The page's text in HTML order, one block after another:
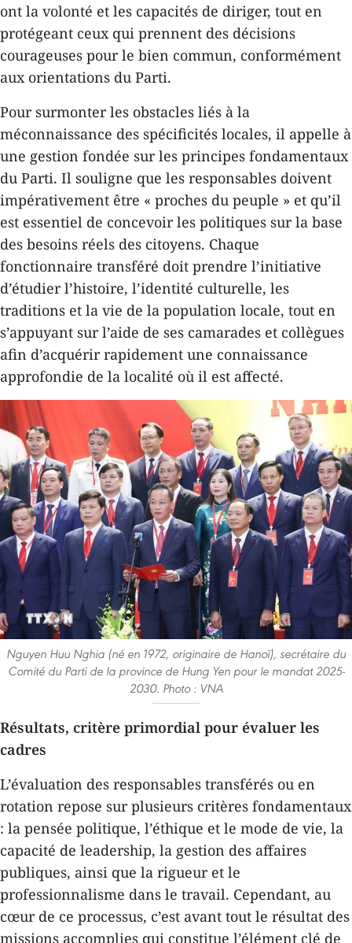
ont la volonté et les capacités de diriger, tout en
protégeant ceux qui prennent des décisions
courageuses pour le bien commun, conformément
aux orientations du Parti.
Pour surmonter les obstacles liés à la
méconnaissance des spécificités locales, il appelle à
une gestion fondée sur les principes fondamentaux
du Parti. Il souligne que les responsables doivent
impérativement être « proches du peuple » et qu’il
est essentiel de concevoir les politiques sur la base
des besoins réels des citoyens. Chaque
fonctionnaire transféré doit prendre l’initiative
d’étudier l’histoire, l’identité culturelle, les
traditions et la vie de la population locale, tout en
s’appuyant sur l’aide de ses camarades et collègues
afin d’acquérir rapidement une connaissance
approfondie de la localité où il est affecté.
Nguyen Huu Nghia (né en 1972, originaire de Hanoï), secrétaire du
Comité du Parti de la province de Hung Yen pour le mandat 2025-
2030. Photo : VNA
Résultats, critère primordial pour évaluer les
cadres
L’évaluation des responsables transférés ou en
rotation repose sur plusieurs critères fondamentaux
: la pensée politique, l’éthique et le mode de vie, la
capacité de leadership, la gestion des affaires
publiques, ainsi que la rigueur et le
professionnalisme dans le travail. Cependant, au
cœur de ce processus, c’est avant tout le résultat des
missions accomplies qui constitue l’élément clé de